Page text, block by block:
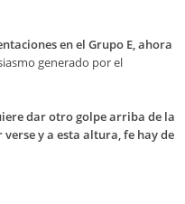
en el Grupo E, ahora
generado por el
dar otro golpe arriba de la
verse y a esta altura, fe hay de